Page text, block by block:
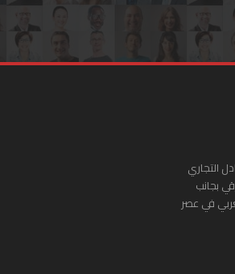
التجاري
بجانب
في عصر